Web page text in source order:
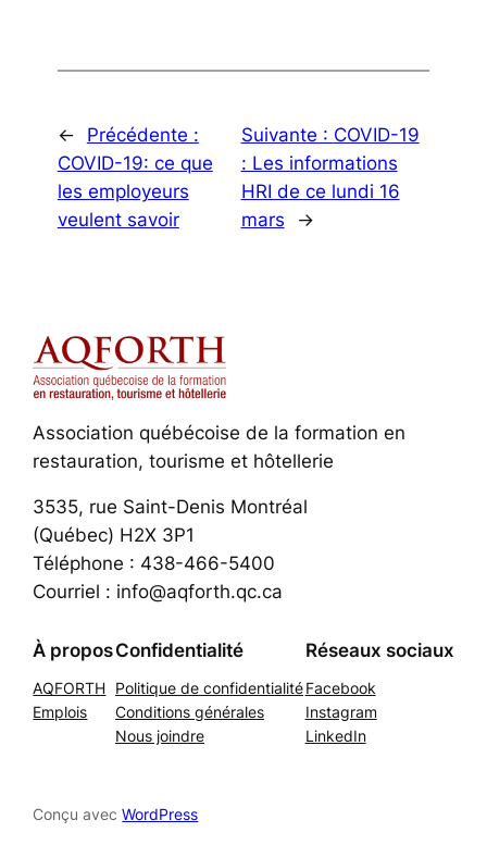
←
Précédente :
COVID-19: ce que
les employeurs
veulent savoir
Suivante : COVID-19
: Les informations
HRI de ce lundi 16
mars
→
Association québécoise de la formation en
restauration, tourisme et hôtellerie
3535, rue Saint-Denis Montréal
(Québec) H2X 3P1
Téléphone : 438-466-5400
Courriel : info@aqforth.qc.ca
À propos
AQFORTH
Emplois
Confidentialité
Politique de confidentialité
Conditions générales
Nous joindre
Réseaux sociaux
Facebook
Instagram
LinkedIn
Conçu avecWordPress